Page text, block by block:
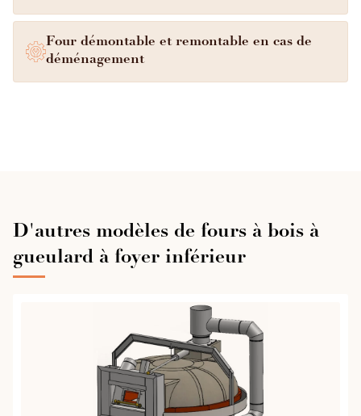
Four démontable et remontable en cas de
déménagement
D'autres modèles de fours à bois à
gueulard à foyer inférieur